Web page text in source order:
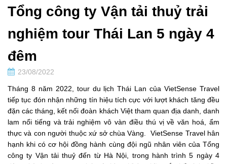
Tổng công ty Vận tải thuỷ trải
nghiệm tour Thái Lan 5 ngày 4
đêm
23/08/2022
Tháng 8 năm 2022, tour du lịch Thái Lan của VietSense Travel
tiếp tục đón nhận những tín hiệu tích cực với lượt khách tăng đều
đặn các tháng, kết nối đoàn khách Việt tham quan địa danh, danh
lam nổi tiếng và trải nghiệm vô vàn điều thú vị về văn hoá, ẩm
thực và con người thuộc xứ sở chùa Vàng. VietSense Travel hân
hạnh khi có cơ hội đồng hành cùng đội ngũ nhân viên của Tổng
công ty Vận tải thuỷ đến từ Hà Nội, trong hành trình 5 ngày 4